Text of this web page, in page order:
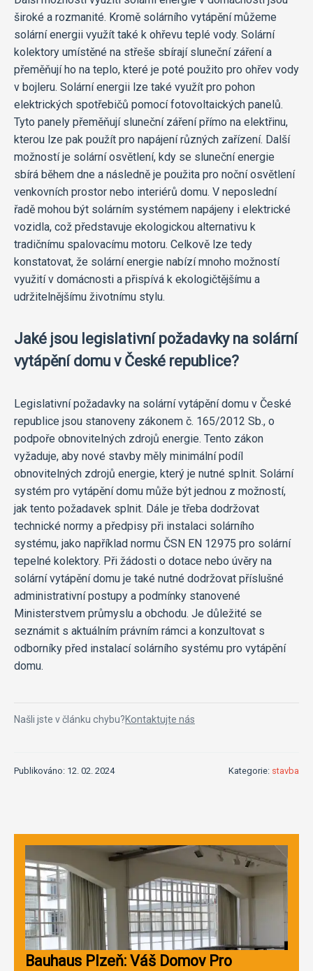
široké a rozmanité. Kromě solárního vytápění můžeme
solární energii využít také k ohřevu teplé vody. Solární
kolektory umístěné na střeše sbírají sluneční záření a
přeměňují ho na teplo, které je poté použito pro ohřev vody
v bojleru. Solární energii lze také využít pro pohon
elektrických spotřebičů pomocí fotovoltaických panelů.
Tyto panely přeměňují sluneční záření přímo na elektřinu,
kterou lze pak použít pro napájení různých zařízení. Další
možností je solární osvětlení, kdy se sluneční energie
sbírá během dne a následně je použita pro noční osvětlení
venkovních prostor nebo interiérů domu. V neposlední
řadě mohou být solárním systémem napájeny i elektrické
vozidla, což představuje ekologickou alternativu k
tradičnímu spalovacímu motoru. Celkově lze tedy
konstatovat, že solární energie nabízí mnoho možností
využití v domácnosti a přispívá k ekologičtějšímu a
udržitelnějšímu životnímu stylu.
Jaké jsou legislativní požadavky na solární
vytápění domu v České republice?
Legislativní požadavky na solární vytápění domu v České
republice jsou stanoveny zákonem č. 165/2012 Sb., o
podpoře obnovitelných zdrojů energie. Tento zákon
vyžaduje, aby nové stavby měly minimální podíl
obnovitelných zdrojů energie, který je nutné splnit. Solární
systém pro vytápění domu může být jednou z možností,
jak tento požadavek splnit. Dále je třeba dodržovat
technické normy a předpisy při instalaci solárního
systému, jako například normu ČSN EN 12975 pro solární
tepelné kolektory. Při žádosti o dotace nebo úvěry na
solární vytápění domu je také nutné dodržovat příslušné
administrativní postupy a podmínky stanovené
Ministerstvem průmyslu a obchodu. Je důležité se
seznámit s aktuálním právním rámci a konzultovat s
odborníky před instalací solárního systému pro vytápění
domu.
Našli jste v článku chybu?Kontaktujte nás
Publikováno: 12. 02. 2024 Kategorie: stavba
Bauhaus Plzeň: Váš Domov Pro